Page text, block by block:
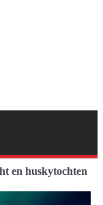
en huskytochten